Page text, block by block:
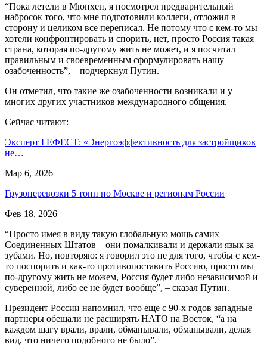
“Пока летели в Мюнхен, я посмотрел предварительный
набросок того, что мне подготовили коллеги, отложил в
сторону и целиком все переписал. Не потому что с кем-то мы
хотели конфронтировать и спорить, нет, просто Россия такая
страна, которая по-другому жить не может, и я посчитал
правильным и своевременным сформулировать нашу
озабоченность”, – подчеркнул Путин.
Он отметил, что такие же озабоченности возникали и у
многих других участников международного общения.
Сейчас читают:
Эксперт ГЕФЕСТ: «Энергоэффективность для застройщиков
не…
Мар 6, 2026
Грузоперевозки 5 тонн по Москве и регионам России
Фев 18, 2026
“Просто имея в виду такую глобальную мощь самих
Соединенных Штатов – они помалкивали и держали язык за
зубами. Но, повторяю: я говорил это не для того, чтобы с кем-
то поспорить и как-то противопоставить Россию, просто мы
по-другому жить не можем, Россия будет либо независимой и
суверенной, либо ее не будет вообще”, – сказал Путин.
Президент России напомнил, что еще с 90-х годов западные
партнеры обещали не расширять НАТО на Восток, “а на
каждом шагу врали, врали, обманывали, обманывали, делая
вид, что ничего подобного не было”.